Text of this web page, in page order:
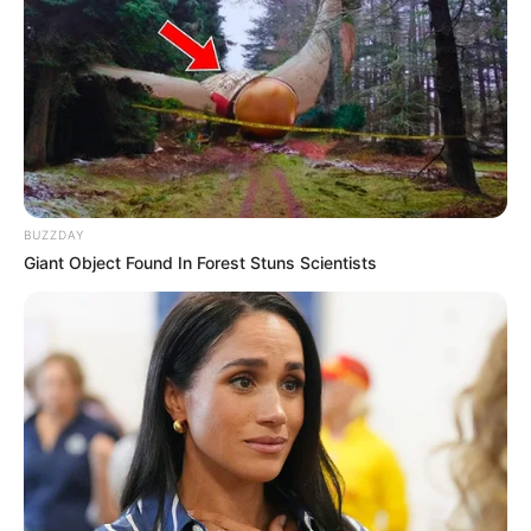
életed. A tavasz második felében váratlan pénzügyi
vagy ingatlanlehetőség jön. Egy kapcsolatod
szilárdabbá válik, mert végre kimondod, amit eddig
nem mertél. Az év első fele neked dolgozik, ha
mersz hinni magadban. Hét év szerencse vár, ha
kedvelés és a “sok szerencsét” beírása után
gördítesz lejjebb! 🍀
♎ MÉRLEG (szeptember 23. – október
A Mérleg számára Nostradamus szerint 2026 első
fele az egyensúly visszanyeréséről szól. Januárban
egy fontos döntés vár rád, amit nem halogathatsz
tovább. Februárban a szerelem fellángol,
különösen, ha korábban voltak feszültségek. Egy új
BUZZDAY
Giant Object Found In Forest Stuns Scientists